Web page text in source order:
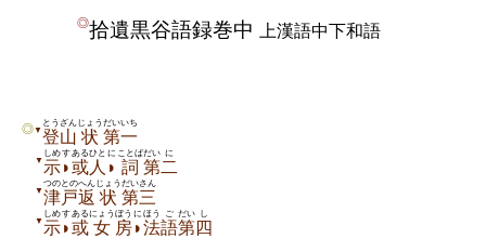
◎拾遺黒谷語録巻中 上漢語中下和語
◎▼登山
とうざん
状
じょう
第一
だいいち
▼ 示
しめ
◗
す
或人
あるひと
◗
に
詞
ことば
第
だい
二
に
▼津戸
つのとの
返
へん
状
じょう
第三
だいさん
▼ 示
しめ
◗
す
或
ある
女
にょう
房
ぼう
◗
に
法
ほう
語
ご
第
だい
四
し